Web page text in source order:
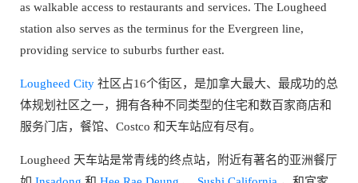
as walkable access to restaurants and services. The Lougheed
station also serves as the terminus for the Evergreen line,
providing service to suburbs further east.
Lougheed City 社区占16个街区，是加拿大最大、最成功的总
体规划社区之一，拥有各种不同类型的住宅和数百家商店和
服务门店，餐馆、Costco 和天车站应有尽有。
Lougheed 天车站是常青线的终点站，附近有著名的亚洲餐厅